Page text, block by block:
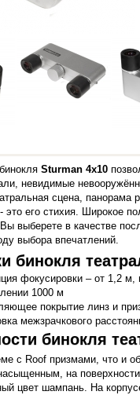
Sturman 4x10
невидимые
сцена,
его стихия. Широкое
выберете в качестве
выбора впечатлений.
бинокля
фокусировки – от 1,2 м,
1000 м
покрытие линз и
межзрачкового
бинокля
с Roof призмами, что и
на
цвет шампань. На